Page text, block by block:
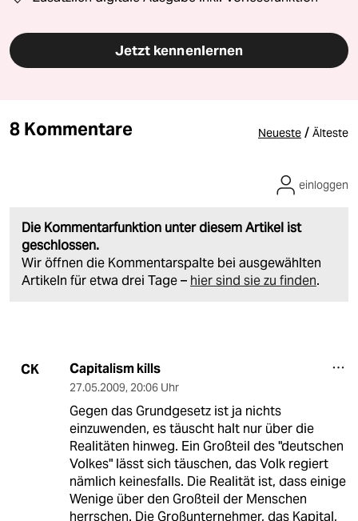
Jetzt kennenlernen
8 Kommentare Neueste / Älteste
Die Kommentarfunktion unter diesem Artikel ist
geschlossen.
Wir öffnen die Kommentarspalte bei ausgewählten
Artikeln für etwa drei Tage – hier sind sie zu finden.
einloggen
CK Capitalism kills
27.05.2009, 20:06 Uhr
Gegen das Grundgesetz ist ja nichts
einzuwenden, es täuscht halt nur über die
Realitäten hinweg. Ein Großteil des "deutschen
Volkes" lässt sich täuschen, das Volk regiert
nämlich keinesfalls. Die Realität ist, dass einige
Wenige über den Großteil der Menschen
herrschen. Die Großunternehmer, das Kapital,